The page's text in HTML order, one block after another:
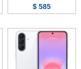
585 $